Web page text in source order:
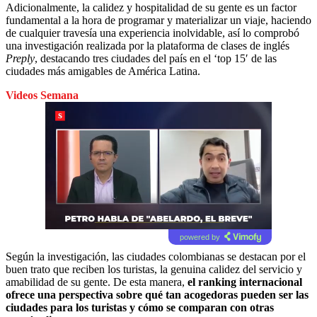
Adicionalmente, la calidez y hospitalidad de su gente es un factor
fundamental a la hora de programar y materializar un viaje, haciendo
de cualquier travesía una experiencia inolvidable, así lo comprobó
una investigación realizada por la plataforma de clases de inglés
Preply, destacando tres ciudades del país en el ‘top 15′ de las
ciudades más amigables de América Latina.
Videos Semana
powered by
Según la investigación, las ciudades colombianas se destacan por el
buen trato que reciben los turistas, la genuina calidez del servicio y
amabilidad de su gente. De esta manera, el ranking internacional
ofrece una perspectiva sobre qué tan acogedoras pueden ser las
ciudades para los turistas y cómo se comparan con otras